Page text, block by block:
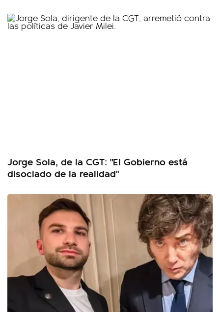
Jorge Sola, de la CGT: "El Gobierno está
disociado de la realidad"